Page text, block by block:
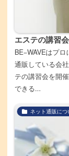
エステの講習
BE−WAVEはプ
通販している会
テの講習会を開
できる...
ネット通販につ